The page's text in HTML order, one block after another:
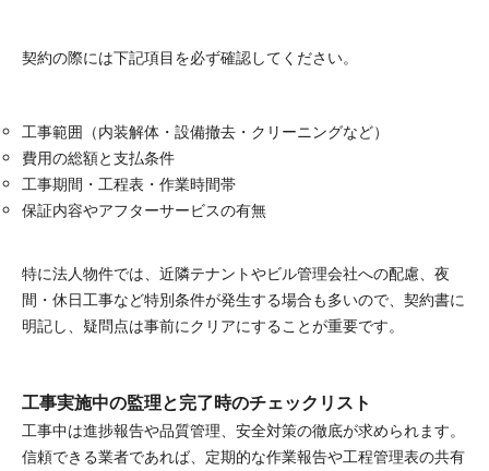
契約の際には下記項目を必ず確認してください。
工事範囲（内装解体・設備撤去・クリーニングなど）
費用の総額と支払条件
工事期間・工程表・作業時間帯
保証内容やアフターサービスの有無
特に法人物件では、近隣テナントやビル管理会社への配慮、夜
間・休日工事など特別条件が発生する場合も多いので、契約書に
明記し、疑問点は事前にクリアにすることが重要です。
工事実施中の監理と完了時のチェックリスト
工事中は進捗報告や品質管理、安全対策の徹底が求められます。
信頼できる業者であれば、定期的な作業報告や工程管理表の共有